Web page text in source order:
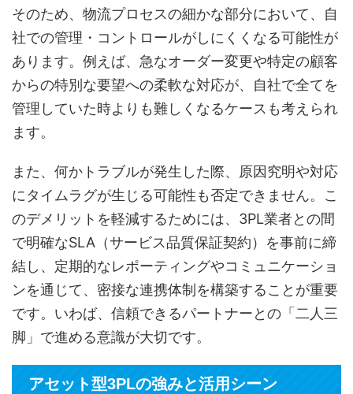
そのため、物流プロセスの細かな部分において、自
社での管理・コントロールがしにくくなる可能性が
あります。例えば、急なオーダー変更や特定の顧客
からの特別な要望への柔軟な対応が、自社で全てを
管理していた時よりも難しくなるケースも考えられ
ます。
また、何かトラブルが発生した際、原因究明や対応
にタイムラグが生じる可能性も否定できません。こ
のデメリットを軽減するためには、3PL業者との間
で明確なSLA（サービス品質保証契約）を事前に締
結し、定期的なレポーティングやコミュニケーショ
ンを通じて、密接な連携体制を構築することが重要
です。いわば、信頼できるパートナーとの「二人三
脚」で進める意識が大切です。
アセット型3PLの強みと活用シーン